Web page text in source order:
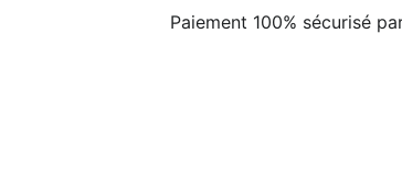
Paiement 100% sécurisé